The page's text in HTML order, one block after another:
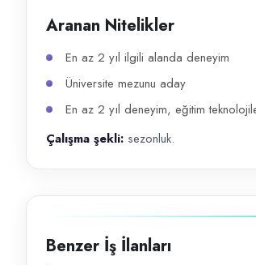
Aranan Nitelikler
En az 2 yıl ilgili alanda deneyim
Üniversite mezunu aday
En az 2 yıl deneyim, eğitim
Çalışma şekli: sezonluk.
Benzer İş İlanları